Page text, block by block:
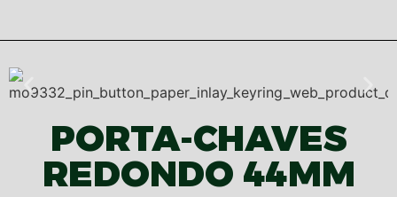
PORTA-CHAVES
REDONDO 44MM